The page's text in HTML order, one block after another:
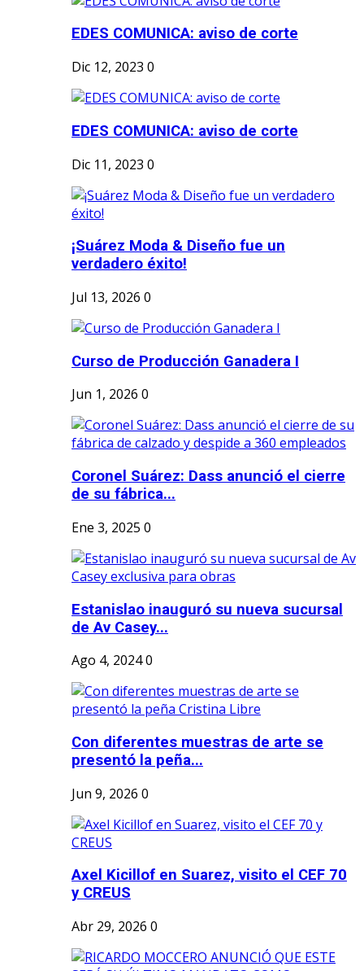
EDES COMUNICA: aviso de corte
Dic 12, 2023 0
EDES COMUNICA: aviso de corte
Dic 11, 2023 0
¡Suárez Moda & Diseño fue un
verdadero éxito!
Jul 13, 2026 0
Curso de Producción Ganadera I
Jun 1, 2026 0
Coronel Suárez: Dass anunció el cierre
de su fábrica...
Ene 3, 2025 0
Estanislao inauguró su nueva sucursal
de Av Casey...
Ago 4, 20240
Con diferentes muestras de arte se
presentó la peña...
Jun 9, 2026 0
Axel Kicillof en Suarez, visito el CEF 70
y CREUS
Abr 29, 2026 0